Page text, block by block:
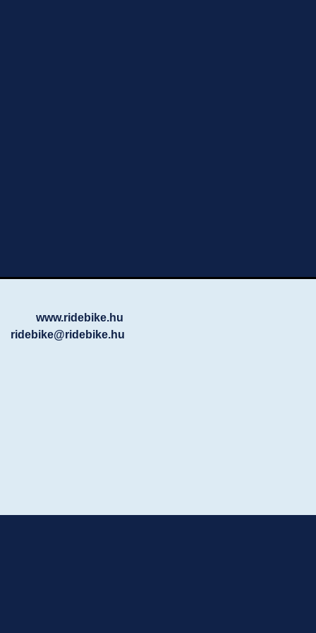
www.ridebike.hu
ridebike@ridebike.hu